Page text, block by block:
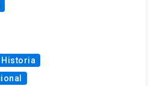
Historia